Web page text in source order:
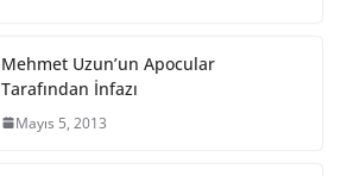
Mehmet Uzun’un Apocular
Tarafından İnfazı
Mayıs 5, 2013